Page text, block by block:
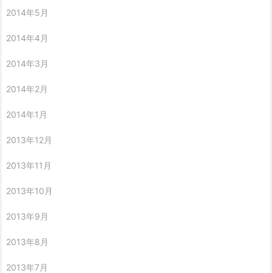
2014年5月
2014年4月
2014年3月
2014年2月
2014年1月
2013年12月
2013年11月
2013年10月
2013年9月
2013年8月
2013年7月